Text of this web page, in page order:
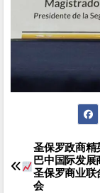
文圣保罗政商精
巴中国际发展
圣保罗商业联
会